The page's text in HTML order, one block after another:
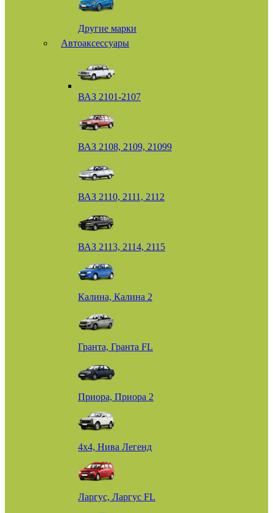
Другие марки
Автоаксессуары
ВАЗ 2101-2107
ВАЗ 2108, 2109, 21099
ВАЗ 2110, 2111, 2112
ВАЗ 2113, 2114, 2115
Калина, Калина 2
Гранта, Гранта FL
Приора, Приора 2
4х4, Нива Легенд
Ларгус, Ларгус FL